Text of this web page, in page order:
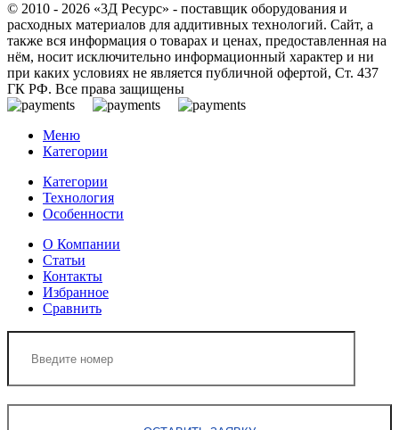
© 2010 - 2026 «3Д Ресурс» - поставщик оборудования и
расходных материалов для аддитивных технологий. Сайт, а
также вся информация о товарах и ценах, предоставленная на
нём, носит исключительно информационный характер и ни
при каких условиях не является публичной офертой, Ст. 437
ГК РФ. Все права защищены
Меню
Категории
Категории
Технология
Особенности
О Компании
Статьи
Контакты
Избранное
Сравнить